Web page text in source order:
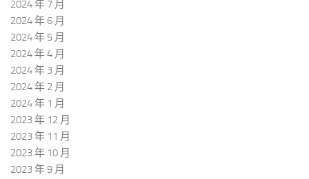
2024 年 7 月
2024 年 6 月
2024 年 5 月
2024 年 4 月
2024 年 3 月
2024 年 2 月
2024 年 1 月
2023 年 12 月
2023 年 11 月
2023 年 10 月
2023 年 9 月